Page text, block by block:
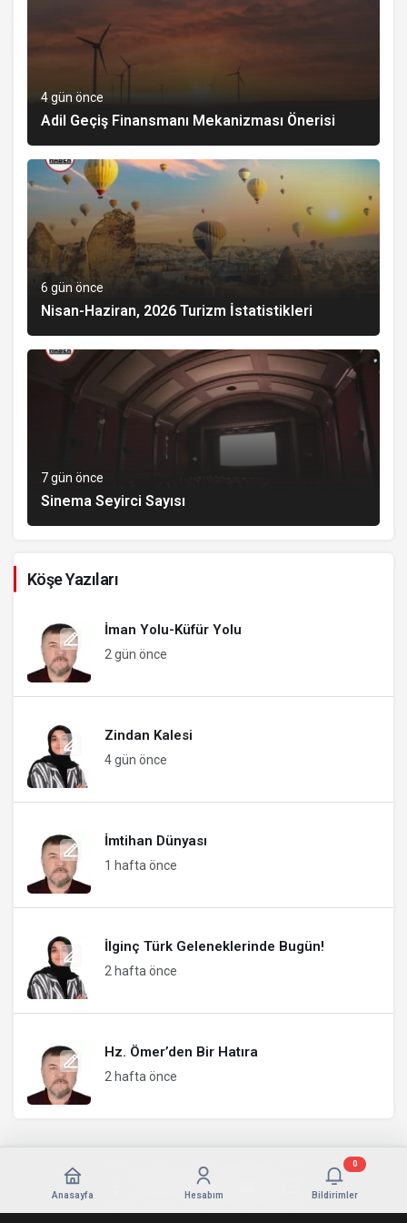
4 gün önce
Adil Geçiş Finansmanı Mekanizması Önerisi
6 gün önce
Nisan-Haziran, 2026 Turizm İstatistikleri
7 gün önce
Sinema Seyirci Sayısı
Köşe Yazıları
İman Yolu-Küfür Yolu
2 gün önce
Zindan Kalesi
4 gün önce
İmtihan Dünyası
1 hafta önce
İlginç Türk Geleneklerinde Bugün!
2 hafta önce
Hz. Ömer’den Bir Hatıra
2 hafta önce
Anasayfa Hesabım Bildirimler
0